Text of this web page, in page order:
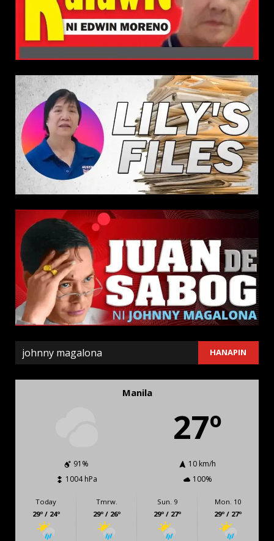
SEARCH HANAPIN
Manila
27º
91%
10 km/h
1004 hPa
100%
Today
29º / 24º
Tmrw.
29º / 26º
Sun. 9
29º / 27º
Mon. 10
29º / 27º